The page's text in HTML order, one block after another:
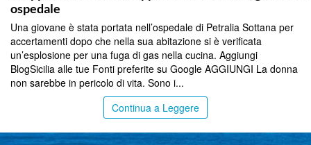
ospedale
Una giovane è stata portata nell’ospedale di Petralia Sottana per
accertamenti dopo che nella sua abitazione si è verificata
un’esplosione per una fuga di gas nella cucina. Aggiungi
BlogSicilia alle tue Fonti preferite su Google AGGIUNGI La donna
non sarebbe in pericolo di vita. Sono i...
Continua a Leggere